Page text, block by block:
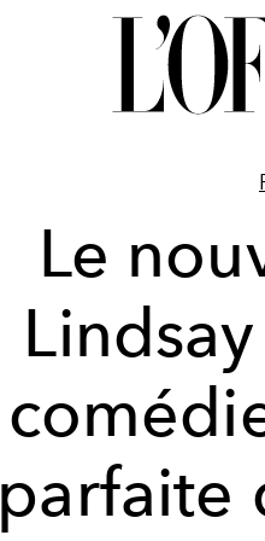
Le
parfaite